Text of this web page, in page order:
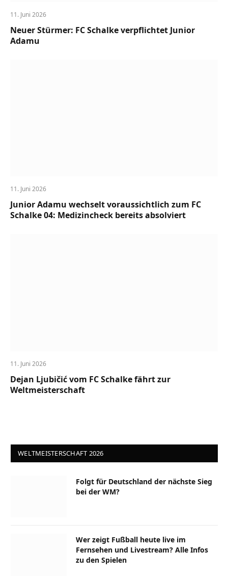
11. Juni 2026
Neuer Stürmer: FC Schalke verpflichtet Junior
Adamu
11. Juni 2026
Junior Adamu wechselt voraussichtlich zum FC
Schalke 04: Medizincheck bereits absolviert
11. Juni 2026
Dejan Ljubičić vom FC Schalke fährt zur
Weltmeisterschaft
WELTMEISTERSCHAFT 2026
Folgt für Deutschland der nächste Sieg
bei der WM?
Wer zeigt Fußball heute live im
Fernsehen und Livestream? Alle Infos
zu den Spielen